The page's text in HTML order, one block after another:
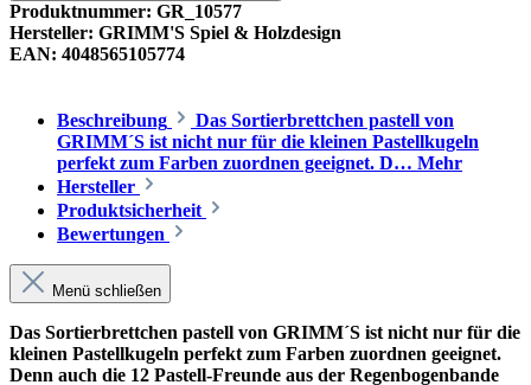
Produktnummer: GR_10577
Hersteller: GRIMM'S Spiel & Holzdesign
EAN: 4048565105774
Beschreibung
Das Sortierbrettchen pastell von
GRIMM´S ist nicht nur für die kleinen Pastellkugeln
perfekt zum Farben zuordnen geeignet. D… Mehr
Hersteller
Produktsicherheit
Bewertungen
Menü schließen
Das Sortierbrettchen pastell von GRIMM´S ist nicht nur für die
kleinen Pastellkugeln perfekt zum Farben zuordnen geeignet.
Denn auch die 12 Pastell-Freunde aus der Regenbogenbande